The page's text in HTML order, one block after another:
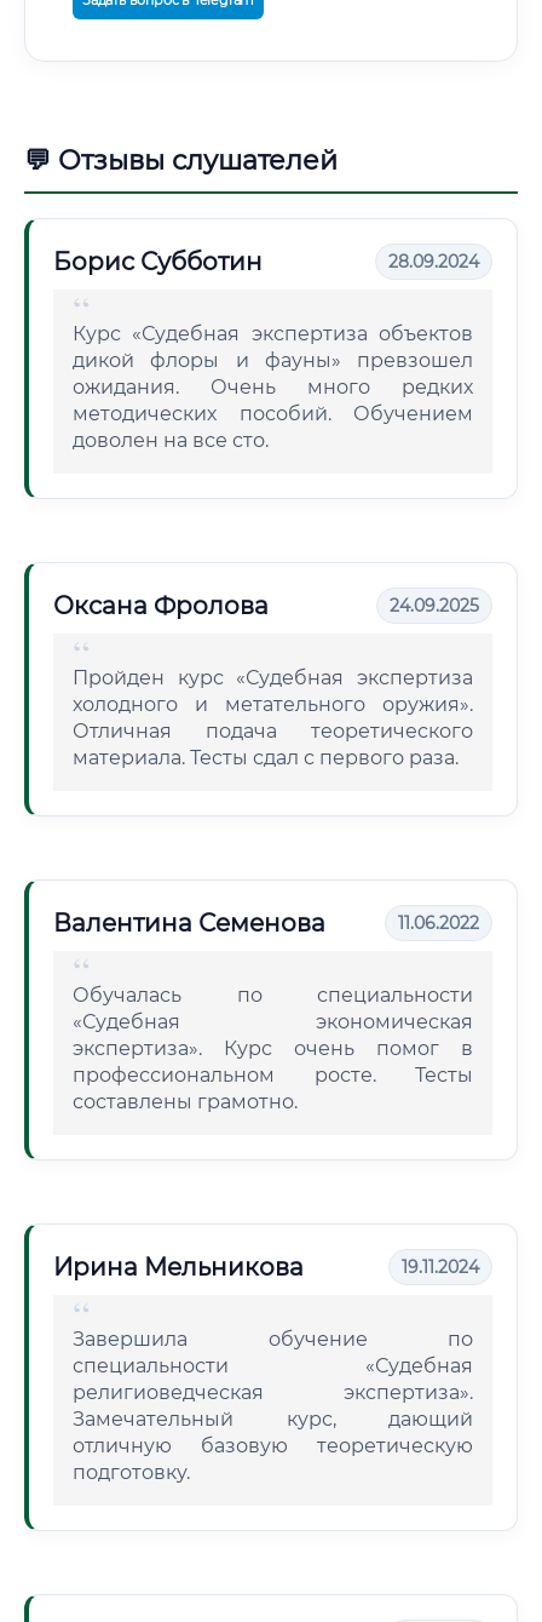
💬 Отзывы слушателей
Борис Субботин 28.09.2024
Курс «Судебная экспертиза объектов
дикой флоры и фауны» превзошел
ожидания. Очень много редких
методических пособий. Обучением
доволен на все сто.
Оксана Фролова 24.09.2025
Пройден курс «Судебная экспертиза
холодного и метательного оружия».
Отличная подача теоретического
материала. Тесты сдал с первого раза.
Валентина Семенова 11.06.2022
Обучалась по специальности
«Судебная экономическая
экспертиза». Курс очень помог в
профессиональном росте. Тесты
составлены грамотно.
Ирина Мельникова 19.11.2024
Завершила обучение по
специальности «Судебная
религиоведческая экспертиза».
Замечательный курс, дающий
отличную базовую теоретическую
подготовку.